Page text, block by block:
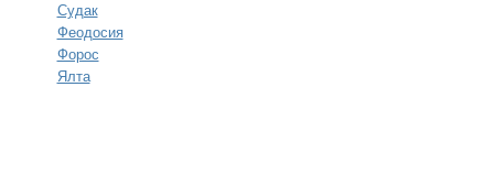
Судак
Феодосия
Форос
Ялта